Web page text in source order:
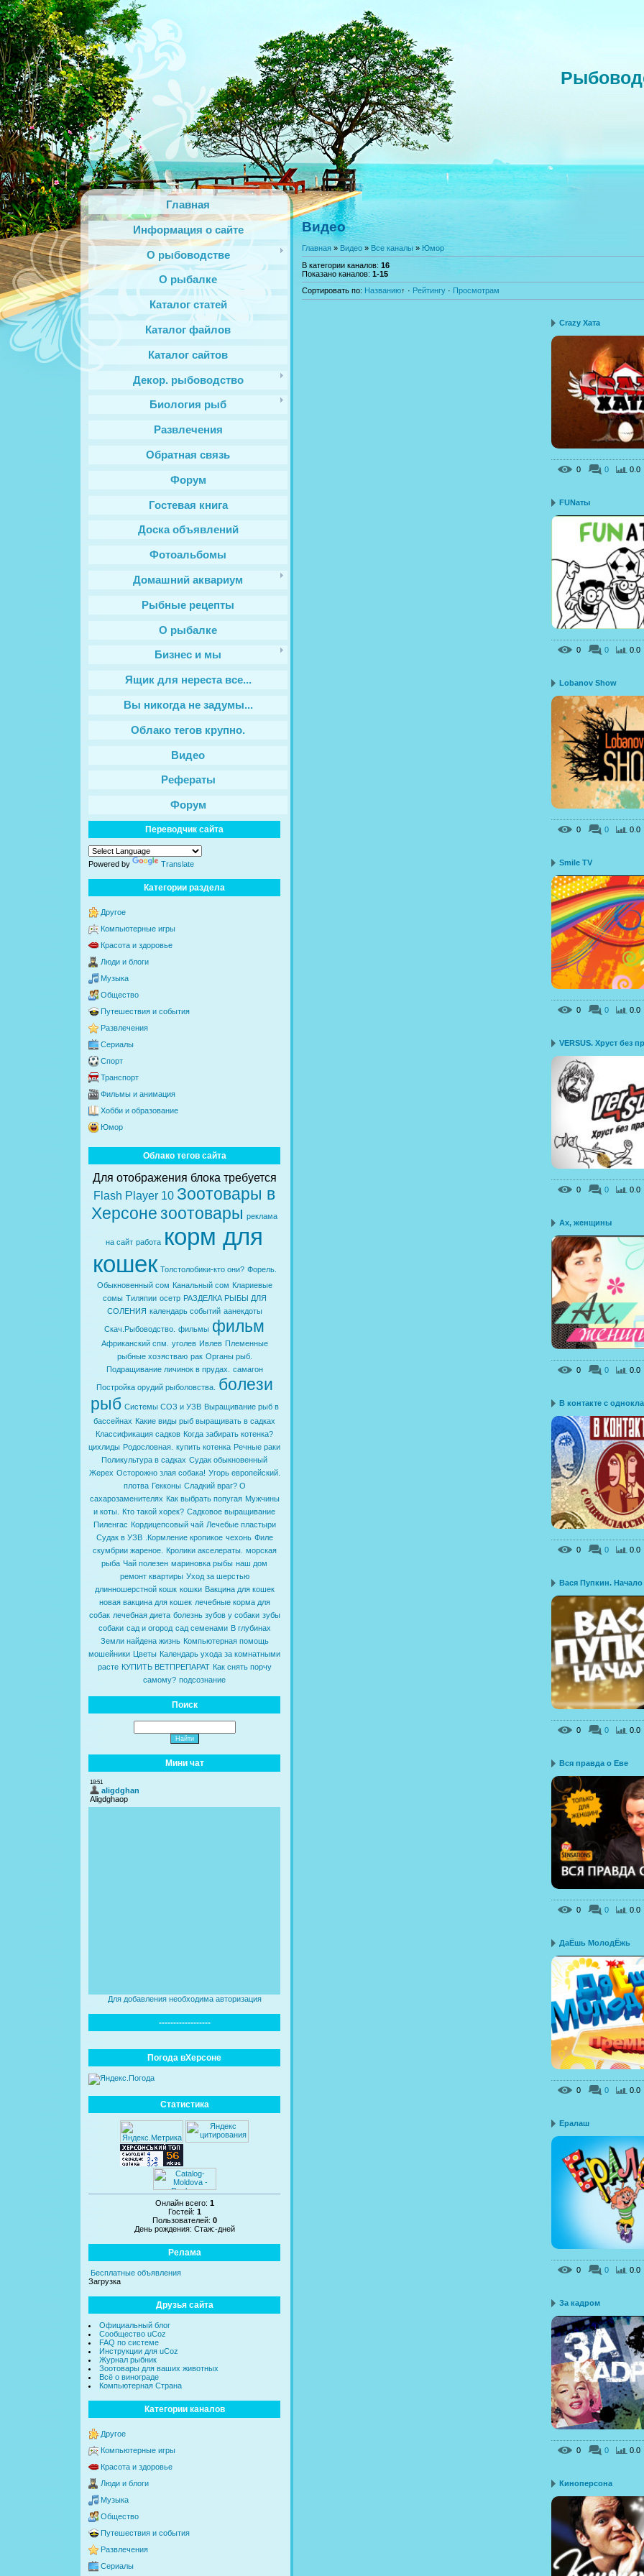
Главная
Информация о сайте
О рыбоводстве
О рыбалке
Каталог статей
Каталог файлов
Каталог сайтов
Декор. рыбоводство
Биология рыб
Развлечения
Обратная связь
Форум
Гостевая книга
Доска объявлений
Фотоальбомы
Домашний аквариум
Рыбные рецепты
О рыбалке
Бизнес и мы
Ящик для нереста все...
Вы никогда не задумы...
Облако тегов крупно.
Видео
Рефераты
Форум
Переводчик сайта
Powered by Translate
Категории раздела
Другое
Компьютерные игры
Красота и здоровье
Люди и блоги
Музыка
Общество
Путешествия и события
Развлечения
Сериалы
Спорт
Транспорт
Фильмы и анимация
Хобби и образование
Юмор
Облако тегов сайта
Для отображения блока требуется
Flash Player 10 Зоотовары в
Херсонезоотовары рекламa
на сайт работa корм для
кошек Толстолобики-кто они? Форель.
Обыкновенный сом Канальный сом Клариевые
сомы Тиляпии осетр РАЗДЕЛКА РЫБЫ ДЛЯ
СОЛЕНИЯ календарь событий аанекдоты
Скач.Рыбоводство. фильмы фильм
Африканский спм. уголев Ивлев Племенные
рыбные хоэястваю рак Органы рыб.
Подращивание личинок в прудах.
самагон
Постройка орудий рыболовства.
болези
рыб Системы СОЗ и УЗВ Выращивание рыб в
бассейнах Какие виды рыб выращивать в садках
Классификация садков Когда забирать котенка?
цихлиды Родословная. купить котенка Речные раки
Поликультура в садках Судак обыкновенный
Жерех Осторожно злая собака! Угорь европейский.
плотва Гекконы Сладкий враг? О
сахарозаменителях Как выбрать попугая Мужчины
и коты.
Кто такой хорек? Садковое выращивание
Пиленгас Кордицепсовый чай Лечебые пластыри
Судак в УЗВ
.Кормление кропикое чехонь Филе
скумбрии жареное.
Кролики акселераты. морская
рыба Чай полезен мариновка рыбы наш дом
ремонт квартиры Уход за шерстью
длинношерстной кошк кошки Вакцина для кошек
новая вакцина для кошек лечебные корма для
собак лечебная диета болезнь зубов у собаки зубы
собаки сад и огород сад семенами В глубинах
Земли найдена жизнь Компьютерная помощь
мошейники Цветы Календарь ухода за комнатными
расте КУПИТЬ ВЕТПРЕПАРАТ Как снять порчу
самому? подсознание
Поиск
Мини чат
Для добавления необходима авторизация
------------------
Погода вХерсоне
Статистика
Онлайн всего: 1
Гостей: 1
Пользователей: 0
День рождения: Стаж:-дней
Релама
Бесплатные объявления
Загрузка
Друзья сайта
Официальный блог
Сообщество uCoz
FAQ по системе
Инструкции для uCoz
Журнал рыбник
Зоотовары для ваших животных
Всё о винограде
Компьютерная Страна
Категории каналов
Другое
Компьютерные игры
Красота и здоровье
Люди и блоги
Музыка
Общество
Путешествия и события
Развлечения
Сериалы
Видео
Главная » Видео» Все каналы » Юмор
В категории каналов: 16
Показано каналов: 1-15
Сортировать по: Названию↑ · Рейтингу · Просмотрам
Crazy Хата
0 0 0.0
FUNаты
0 0 0.0
Lobanov Show
0 0 0.0
Smile TV
0 0 0.0
VERSUS. Хруст без
0 0 0.0
Ах, женщины
0 0 0.0
В контакте с
0 0 0.0
Вася Пупкин. Начало
0 0 0.0
Вся правда о Еве
0 0 0.0
ДаЁшь МолодЁжь
0 0 0.0
Ералаш
0 0 0.0
За кадром
0 0 0.0
Киноперсона